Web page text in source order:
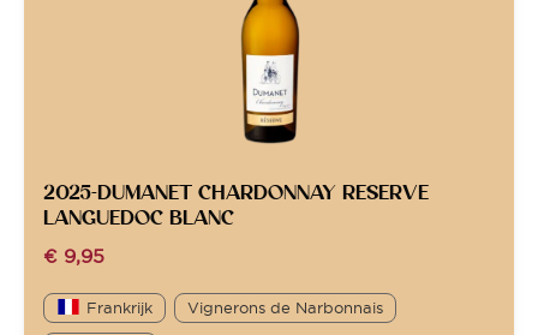
2025-DUMANET CHARDONNAY RESERVE
LANGUEDOC BLANC
€ 9,95
Frankrijk Vignerons de Narbonnais